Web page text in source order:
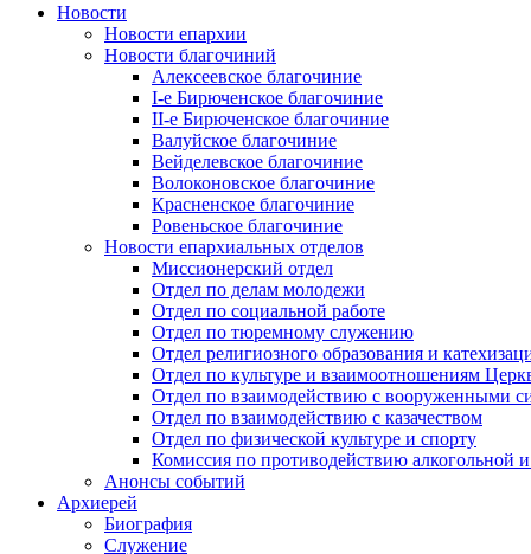
Новости
Новости епархии
Новости благочиний
Алексеевское благочиние
I-е Бирюченское благочиние
II-е Бирюченское благочиние
Валуйское благочиние
Вейделевское благочиние
Волоконовское благочиние
Красненское благочиние
Ровеньское благочиние
Новости епархиальных отделов
Миссионерский отдел
Отдел по делам молодежи
Отдел по социальной работе
Отдел по тюремному служению
Отдел религиозного образования и
Отдел по культуре и взаимоотношениям
Отдел по взаимодействию с вооруженными
Отдел по взаимодействию с казачеством
Отдел по физической культуре и спорту
Комиссия по противодействию алкогольной и
Анонсы событий
Архиерей
Биография
Служение